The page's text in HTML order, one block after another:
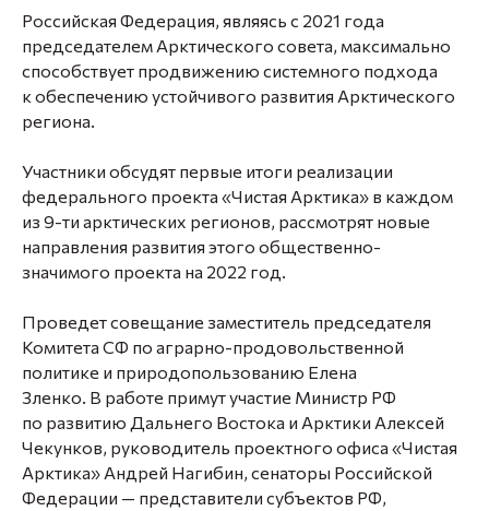
Российская Федерация, являясь с 2021 года
председателем Арктического совета, максимально
способствует продвижению системного подхода
к обеспечению устойчивого развития Арктического
региона.
Участники обсудят первые итоги реализации
федерального проекта «Чистая Арктика» в каждом
из 9-ти арктических регионов, рассмотрят новые
направления развития этого общественно-
значимого проекта на 2022 год.
Проведет совещание заместитель председателя
Комитета СФ по аграрно-продовольственной
политике и природопользованию Елена
Зленко. В работе примут участие Министр РФ
по развитию Дальнего Востока и Арктики Алексей
Чекунков, руководитель проектного офиса «Чистая
Арктика» Андрей Нагибин, сенаторы Российской
Федерации — представители субъектов РФ,